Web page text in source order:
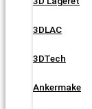
3DLAC
3DTech
Ankermake